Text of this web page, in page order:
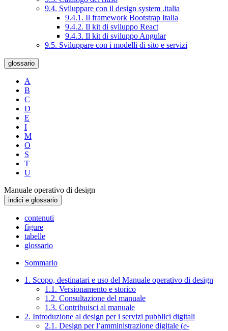
9.4. Sviluppare con il design system .italia
9.4.1. Il framework Bootstrap Italia
9.4.2. Il kit di sviluppo React
9.4.3. Il kit di sviluppo Angular
9.5. Sviluppare con i modelli di sito e servizi
glossario
A
B
C
D
E
I
M
O
S
T
U
Manuale operativo di design
indici e glossario
contenuti
figure
tabelle
glossario
Sommario
1. Scopo, destinatari e uso del Manuale operativo di design
1.1. Versionamento e storico
1.2. Consultazione del manuale
1.3. Contribuisci al manuale
2. Introduzione al design per i servizi pubblici digitali
2.1. Design per l’amministrazione digitale (e-